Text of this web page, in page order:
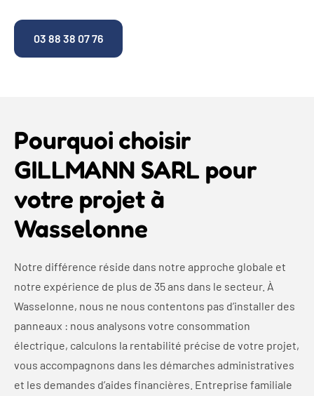
03 88 38 07 76
Pourquoi choisir
GILLMANN SARL pour
votre projet à
Wasselonne
Notre différence réside dans notre approche globale et
notre expérience de plus de 35 ans dans le secteur. À
Wasselonne, nous ne nous contentons pas d’installer des
panneaux : nous analysons votre consommation
électrique, calculons la rentabilité précise de votre projet,
vous accompagnons dans les démarches administratives
et les demandes d’aides financières. Entreprise familiale